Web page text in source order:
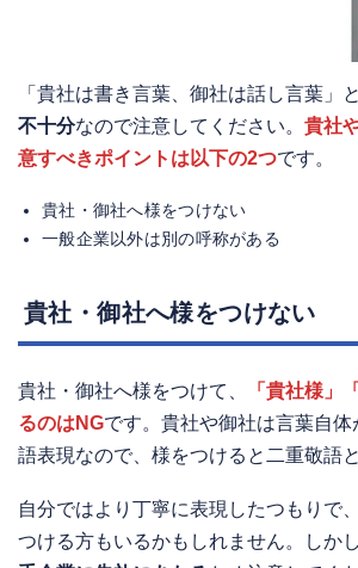
「貴社は書き言葉、御社は話し言葉」
不十分なので注意してください。 貴社
意すべきポイントは以下の2つです。
貴社・御社へ様をつけない
一般企業以外は別の呼称がある
貴社・御社へ様をつけない
貴社・御社へ様をつけて、
「貴社様」
るのはNGです。貴社や御社は言葉自
語表現なので、様をつけると二重敬語
自分ではより丁寧に表現したつもりで
つける方もいるかもしれません。しかし